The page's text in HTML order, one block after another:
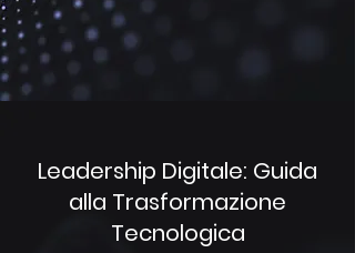
Leadership Digitale: Guida
alla Trasformazione
Tecnologica